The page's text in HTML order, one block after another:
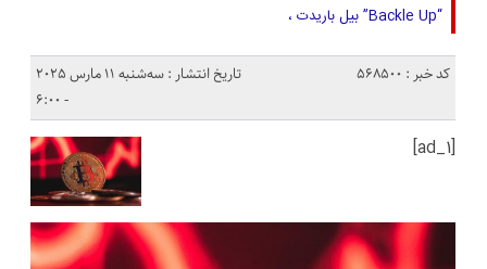
“Backle Up” بیل باریدت ،
کد خبر : 568500
تاریخ انتشار : سه‌شنبه 11 مارس 2025
- 6:00
[ad_1]